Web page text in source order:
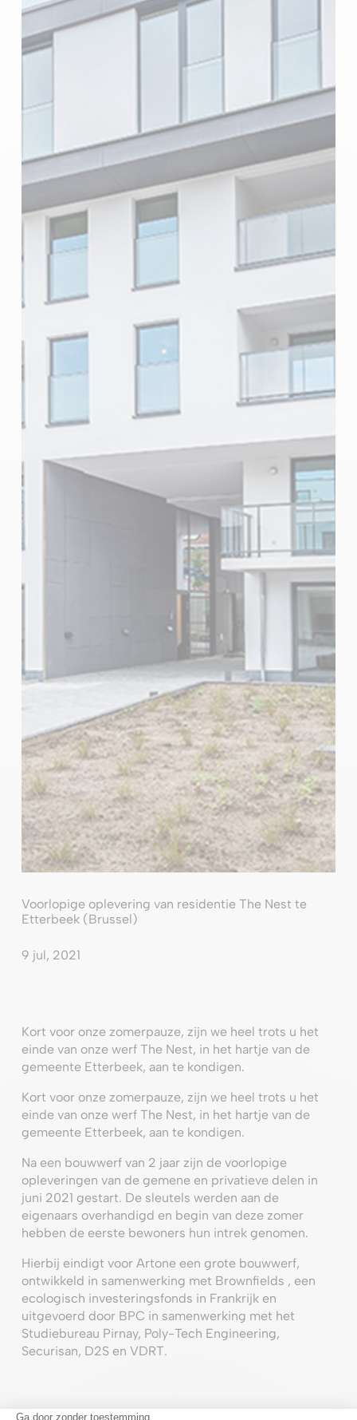
Voorlopige oplevering van residentie The Nest te
Etterbeek (Brussel)
9 jul, 2021
Kort voor onze zomerpauze, zijn we heel trots u het
einde van onze werf The Nest, in het hartje van de
gemeente Etterbeek, aan te kondigen.
Kort voor onze zomerpauze, zijn we heel trots u het
einde van onze werf The Nest, in het hartje van de
gemeente Etterbeek, aan te kondigen.
Na een bouwwerf van 2 jaar zijn de voorlopige
opleveringen van de gemene en privatieve delen in
juni 2021 gestart. De sleutels werden aan de
eigenaars overhandigd en begin van deze zomer
hebben de eerste bewoners hun intrek genomen.
Hierbij eindigt voor Artone een grote bouwwerf,
ontwikkeld in samenwerking met Brownfields , een
ecologisch investeringsfonds in Frankrijk en
uitgevoerd door BPC in samenwerking met het
Studiebureau Pirnay, Poly-Tech Engineering,
Securisan, D2S en VDRT.